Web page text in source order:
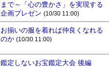
まで～「心の豊かさ」を実現する
企画プレゼン (10/30 11:00)
お揃いの服を着れば仲良くなれる
のか (10/30 11:00)
鑑定しないお宝鑑定大会 後編